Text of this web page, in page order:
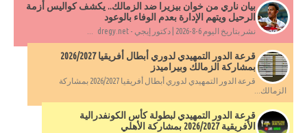
بيان ناري من خوان بيزيرا ضد الزمالك.. يكشف كواليس أزمة
الرحيل ويتهم الإدارة بعدم الوفاء بالوعود
نشر بتاريخ اليوم 6-8-2026 | دكتور إيجي - dregy.net ...
قرعة الدور التمهيدي لدوري أبطال أفريقيا 2026/2027
بمشاركة الزمالك وبيراميدز
قرعة الدور التمهيدي لدوري أبطال أفريقيا 2026/2027 بمشاركة
الزمالك...
قرعة الدور التمهيدي لبطولة كأس الكونفدرالية
الأفريقية 2026/2027 بمشاركة الأهلي